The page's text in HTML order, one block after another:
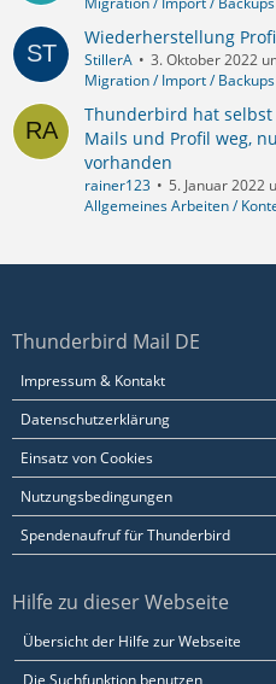
Wiederherstellung
StillerA
3. Oktober 2022
Migration / Import / Backups
Thunderbird hat
Mails und Profil weg,
vorhanden
rainer123
5. Januar 2022
Allgemeines Arbeiten /
Thunderbird Mail DE
Impressum & Kontakt
Datenschutzerklärung
Einsatz von Cookies
Nutzungsbedingungen
Spendenaufruf für Thunderbird
Hilfe zu dieser Webseite
Übersicht der Hilfe zur Webseite
Die Suchfunktion benutzen